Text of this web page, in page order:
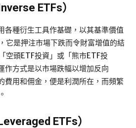
ETFs）
各種衍生工具作基礎，以其基準價值
它是押注市場下跌而令財富增值的結
空頭ETF投資」或「熊市ETF投
作方式是以市場跌幅以增加反向
費用和佣金，便是利潤所在，而頻繁
ETFs）